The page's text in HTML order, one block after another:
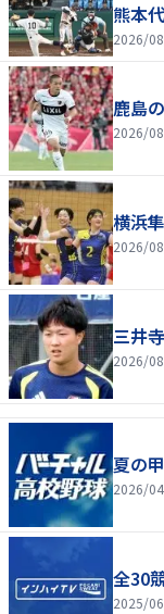
熊本
2026/
鹿島
2026/
横浜
2026/
三井
2026/
夏の
2026/
全30
2025/